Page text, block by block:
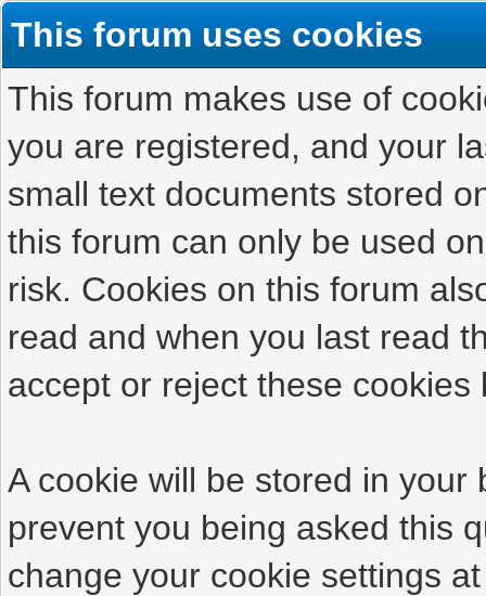
This forum uses cookies
This forum makes use of
you are registered, and your
small text documents stored
this forum can only be used
risk. Cookies on this forum
read and when you last read
accept or reject these cookies
A cookie will be stored in
prevent you being asked this
change your cookie settings